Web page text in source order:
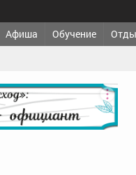
Афиша Обучение